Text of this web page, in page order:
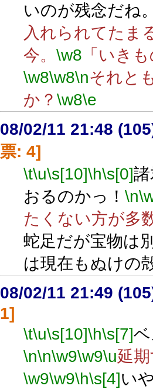
いのが残念だね
入れられてたま
今。 \w8 「いき
\w8\w8\nそれと
か？ \w8\e
08/02/11 21:48
票: 4]
\t\u\s[10]\h\s[0]
おるのかっ！ \n
たくない方が多
蛇足だが宝物は
は現在もぬけの
08/02/11 21:49
1]
\t\u\s[10]\h\s[7]
\n\n\w9\w9\u延
\w9\w9\h\s[4]い